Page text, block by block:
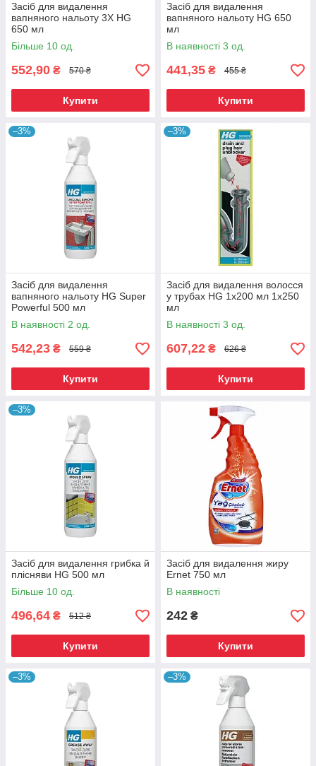
Засіб для видалення
вапняного нальоту 3Х HG
650 мл
Більше 10 од.
552,90 ₴ 570 ₴
Купити
Засіб для видалення
вапняного нальоту HG 650
мл
В наявності 3 од.
441,35 ₴ 455 ₴
Купити
–3%
Засіб для видалення
вапняного нальоту HG Super
Powerful 500 мл
В наявності 2 од.
542,23 ₴ 559 ₴
Купити
–3%
Засіб для видалення волосся
у трубах HG 1x200 мл 1x250
мл
В наявності 3 од.
607,22 ₴ 626 ₴
Купити
–3%
Засіб для видалення грибка й
плісняви HG 500 мл
Більше 10 од.
496,64 ₴ 512 ₴
Купити
Засіб для видалення жиру
Ernet 750 мл
В наявності
242 ₴
Купити
–3% –3%